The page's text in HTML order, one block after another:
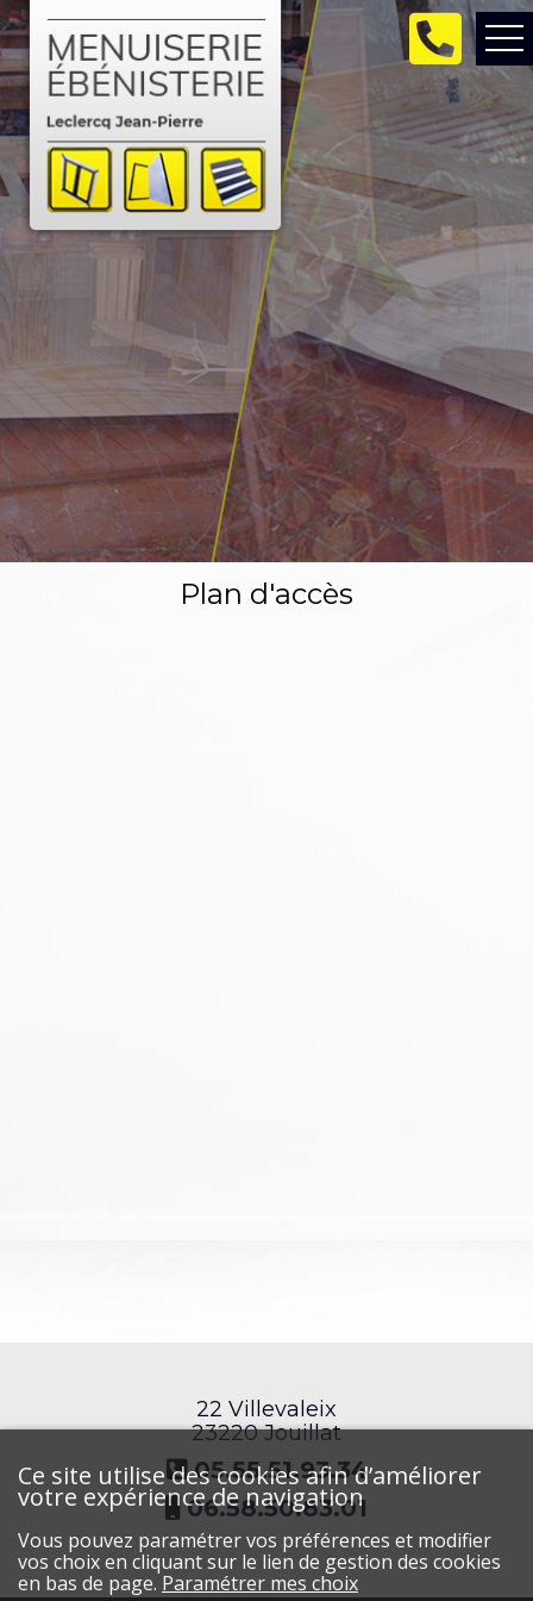
Plan d'accès
22 Villevaleix
23220 Jouillat
05.55.51.93.34
06.58.50.83.01
Ce site utilise des cookies afin d’améliorer
votre expérience de navigation
Vous pouvez paramétrer vos préférences et modifier
vos choix en cliquant sur le lien de gestion des cookies
en bas de page. Paramétrer mes choix